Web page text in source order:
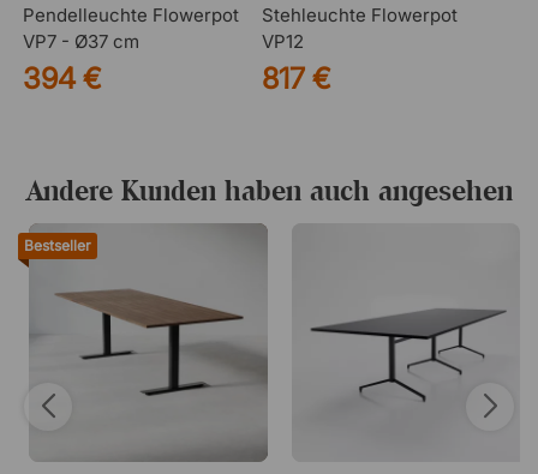
Pendelleuchte Flowerpot
VP7 - Ø37 cm
394 €
Stehleuchte Flowerpot
VP12
817 €
Andere Kunden haben auch angesehen
Bestseller